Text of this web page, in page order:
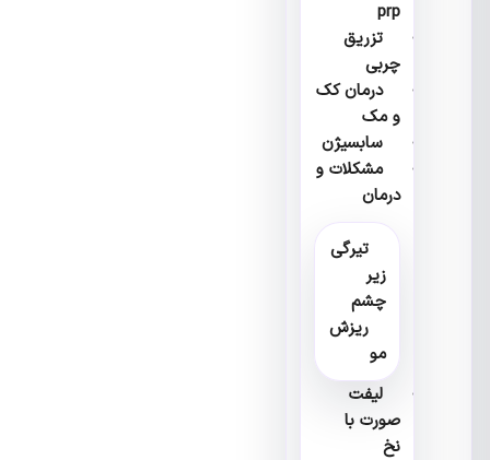
تزریق
چربی
درمان کک
و مک
سابسیژن
مشکلات و
درمان
تیرگی
چشم
ریزش
لیفت
صورت با